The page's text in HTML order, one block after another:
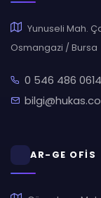
Yunuseli Mah.
Osmangazi / Bursa
0 546 486 0614
AR-GE OFİS